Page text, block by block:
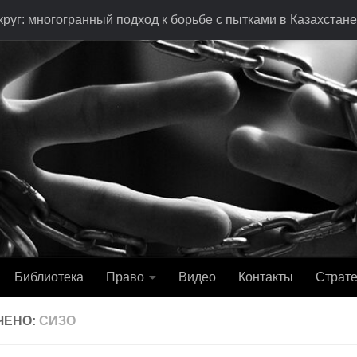
многогранный подход к борьбе с пытками в Казахстане
Библиотека Право Видео Контакты
СИЗО